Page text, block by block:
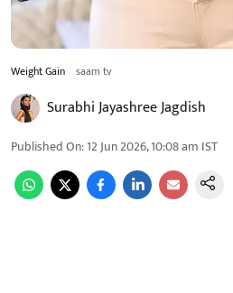
Weight Gain saam tv
Surabhi Jayashree Jagdish
Published On:12 Jun 2026, 10:08 am IST